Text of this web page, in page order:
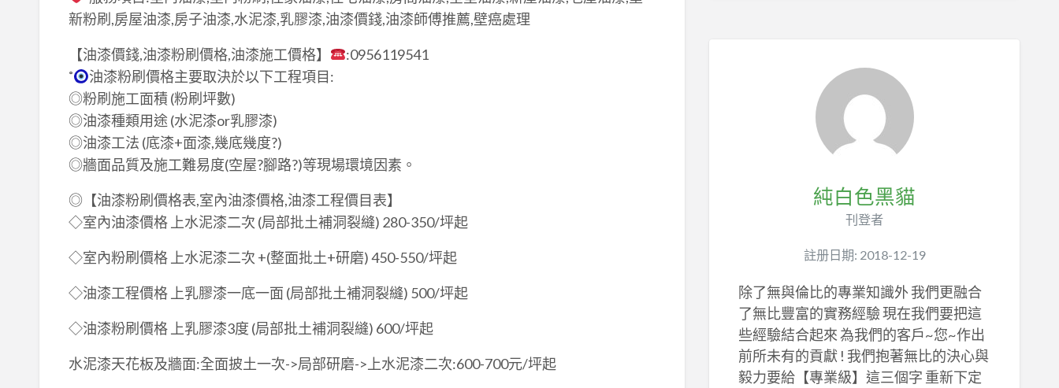
新粉刷,房屋油漆,房子油漆,水泥漆,乳膠漆,油漆價錢,油漆師傅推薦,壁癌處理
【油漆價錢,油漆粉刷價格,油漆施工價格】
:0956119541
˚
油漆粉刷價格主要取決於以下工程項目:
◎粉刷施工面積 (粉刷坪數)
◎油漆種類用途 (水泥漆or乳膠漆)
◎油漆工法 (底漆+面漆,幾底幾度?)
◎牆面品質及施工難易度(空屋?腳路?)等現場環境因素。
◎【油漆粉刷價格表,室內油漆價格,油漆工程價目表】
◇室內油漆價格 上水泥漆二次 (局部批土補洞裂縫) 280-350/坪起
◇室內粉刷價格 上水泥漆二次 +(整面批土+研磨) 450-550/坪起
◇油漆工程價格 上乳膠漆一底一面 (局部批土補洞裂縫) 500/坪起
◇油漆粉刷價格 上乳膠漆3度 (局部批土補洞裂縫) 600/坪起
水泥漆天花板及牆面:全面披土一次->局部研磨->上水泥漆二次:600-700元/坪起
純白色黑貓
刊登者
註册日期: 2018-12-19
除了無與倫比的專業知識外 我們更融合
了無比豐富的實務經驗 現在我們要把這
些經驗結合起來 為我們的客戶~您~作出
前所未有的貢獻 ! 我們抱著無比的決心與
毅力要給【專業級】這三個字 重新下定